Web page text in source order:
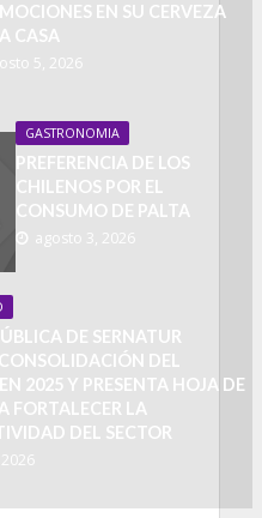
EN SU CERVEZA
CASA
5, 2026
GASTRONOMIA
PREFERENCIA DE LOS
CHILENOS POR EL
CONSUMO DE PALTA
agosto 3, 2026
DE SERNATUR
DEL
2025 Y PRESENTA HOJA DE
FORTALECER LA
DEL SECTOR